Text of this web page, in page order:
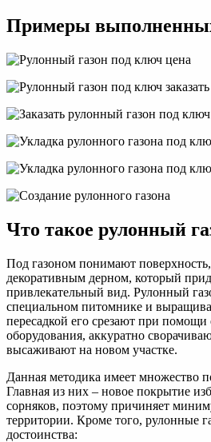
Примеры
Что такое рулонный
Под газоном понимают
декоративным дерном, который
привлекательный вид. Рулонный
специальном питомнике и
пересадкой его срезают при помощи
оборудования, аккуратно
высаживают на новом участке.
Данная методика имеет множество
Главная из них – новое покрытие
сорняков, поэтому причиняет
территории. Кроме того, рулонные
достоинства: